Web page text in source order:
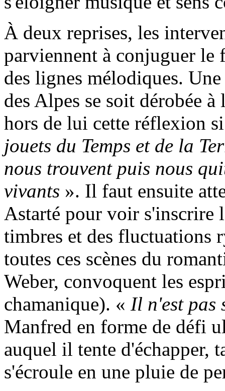
À deux reprises, les
parviennent à conjuguer le
des lignes mélodiques.
des Alpes se soit dérobée
hors de lui cette réflexion
jouets du Temps et de la
nous trouvent puis nous
vivants ». Il faut ensuite
Astarté pour voir s'inscrire
timbres et des fluctuations
toutes ces scènes du
Weber, convoquent les
chamanique). « Il n'est
Manfred en forme de défi
auquel il tente d'échapper,
s'écroule en une pluie de